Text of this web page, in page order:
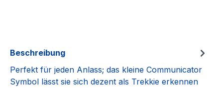
Beschreibung
Perfekt für jeden Anlass; das kleine Communicator
Symbol lässt sie sich dezent als Trekkie erkennen